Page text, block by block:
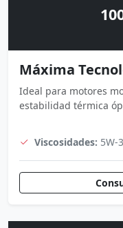
Máxima
Ideal para motores
estabilidad térmica
Viscosidades: 5W-